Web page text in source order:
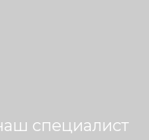
специалист